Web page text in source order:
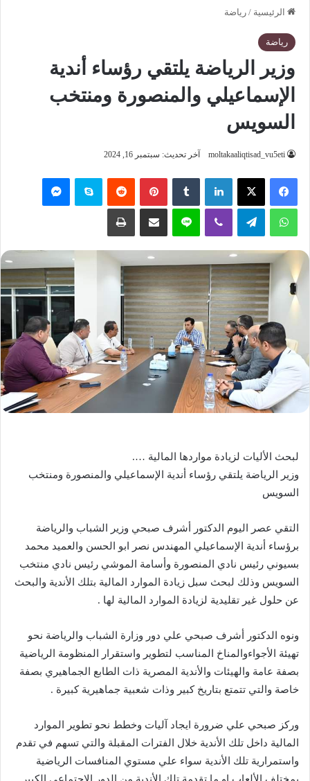
الرئيسية / رياضة
رياضة
وزير الرياضة يلتقي رؤساء أندية
الإسماعيلي والمنصورة ومنتخب
السويس
moltakaaliqtisad_vu5eti آخر تحديث: سبتمبر 16, 2024
فيسبوك ‫X لينكدإن بينتيريست سكايب
واتساب تيلقرام لاين
لبحث الأليات لزيادة مواردها المالية ….
وزير الرياضة يلتقي رؤساء أندية الإسماعيلي والمنصورة ومنتخب
السويس
التقي عصر اليوم الدكتور أشرف صبحي وزير الشباب والرياضة
برؤساء أندية الإسماعيلي المهندس نصر ابو الحسن والعميد محمد
بسيوني رئيس نادي المنصورة وأسامة الموشي رئيس نادي منتخب
السويس وذلك لبحث سبل زيادة الموارد المالية بتلك الأندية والبحث
عن حلول غير تقليدية لزيادة الموارد المالية لها .
ونوه الدكتور أشرف صبحي علي دور وزارة الشباب والرياضة نحو
تهيئة الأجواءوالمناخ المناسب لتطوير واستقرار المنظومة الرياضية
بصفة عامة والهيئات والأندية المصرية ذات الطابع الجماهيري بصفة
خاصة والتي تتمتع بتاريخ كبير وذات شعبية جماهيرية كبيرة .
وركز صبحي علي ضرورة ايجاد آليات وخطط نحو تطوير الموارد
المالية داخل تلك الأندية خلال الفترات المقبلة والتي تسهم في تقدم
واستمرارية تلك الأندية سواء علي مستوي المنافسات الرياضية